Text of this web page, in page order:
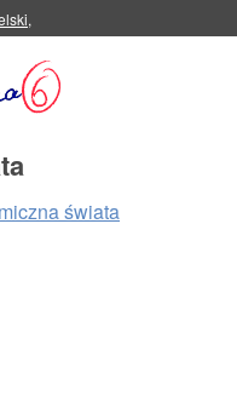
,
świata